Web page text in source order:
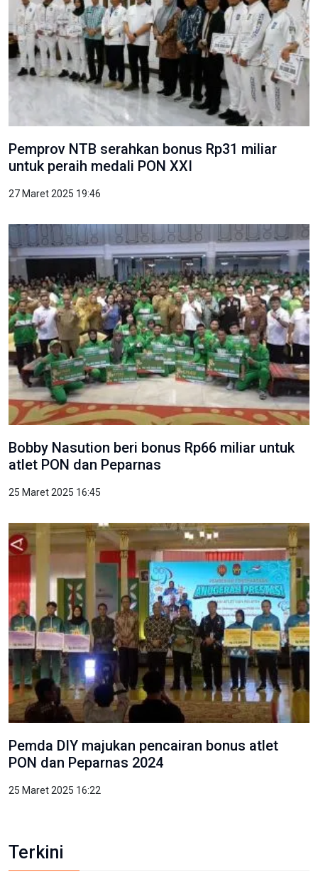
Pemprov NTB serahkan bonus Rp31 miliar
untuk peraih medali PON XXI
27 Maret 2025 19:46
Bobby Nasution beri bonus Rp66 miliar untuk
atlet PON dan Peparnas
25 Maret 2025 16:45
Pemda DIY majukan pencairan bonus atlet
PON dan Peparnas 2024
25 Maret 2025 16:22
Terkini